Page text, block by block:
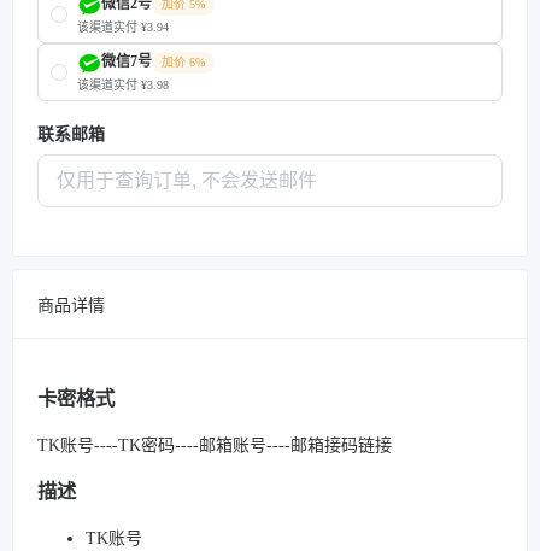
加价 5%
该渠道实付 ¥3.94
微信7号
加价 6%
该渠道实付 ¥3.98
联系邮箱
商品详情
卡密格式
TK账号----TK密码----邮箱账号----邮箱接码链接
描述
TK账号